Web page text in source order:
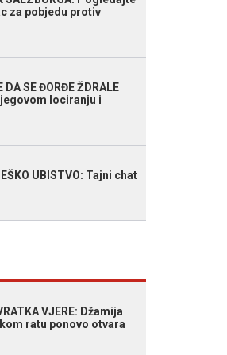
za pobjedu protiv
SE ĐORĐE ŽDRALE
lociranju i
UBISTVO: Tajni chat
VJERE: Džamija
ratu ponovo otvara